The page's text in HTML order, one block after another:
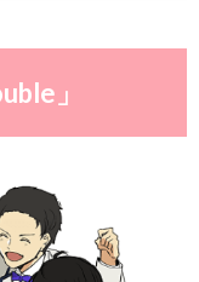
」